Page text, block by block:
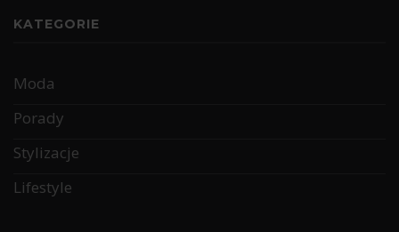
KATEGORIE
Moda
Porady
Stylizacje
Lifestyle